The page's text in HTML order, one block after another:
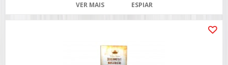
VER MAIS ESPIAR